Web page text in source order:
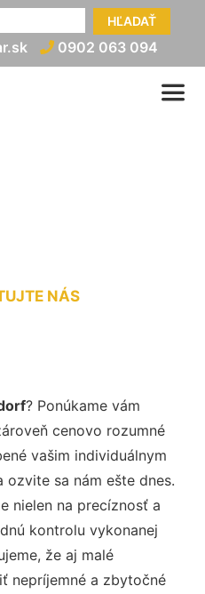
HĽADAŤ
0902 063 094
NÁS
? Ponúkame vám
cenovo rozumné
vašim individuálnym
ozvite sa nám ešte dnes.
nielen na precíznosť a
kontrolu vykonanej
že aj malé
nepríjemné a zbytočné